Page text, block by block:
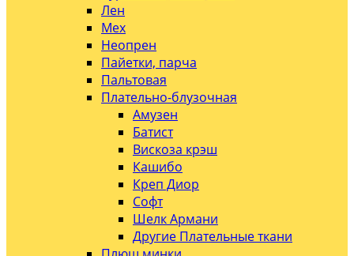
Лен
Мех
Неопрен
Пайетки, парча
Пальтовая
Плательно-блузочная
Амузен
Батист
Вискоза крэш
Кашибо
Креп Диор
Софт
Шелк Армани
Другие Плательные ткани